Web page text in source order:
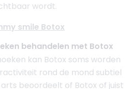
wordt.
smile Botox
behandelen met Botox
kan Botox soms worden
rond de mond subtiel
beoordeelt of Botox of juist